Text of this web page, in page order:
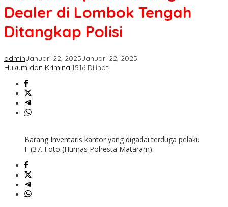
Tengah
Polisi
Dealer di Lombok Tengah
Ditangkap Polisi
adminJanuari 22, 2025Januari 22, 2025
Hukum dan Kriminal1516 Dilihat
Barang Inventaris kantor yang digadai terduga pelaku
F (37. Foto (Humas Polresta Mataram).